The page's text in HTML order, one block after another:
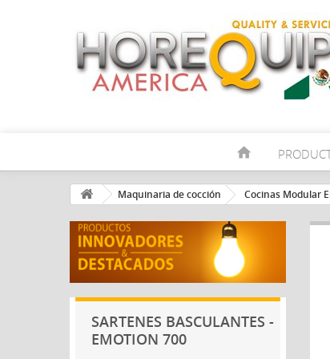
home
Maquinaria de cocción Cocinas Modular
SARTENES BASCULANTES -
EMOTION 700